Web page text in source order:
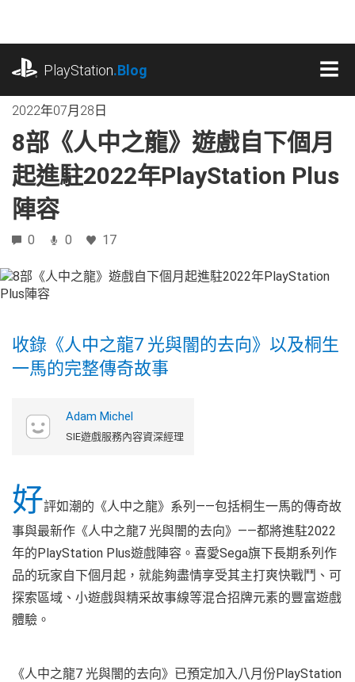
內
PlayStation.Blog
2022年07月28日
8部《人中之龍》遊戲自下個月
起進駐2022年PlayStation Plus
陣容
0 0 17
收錄《人中之龍7 光與闇的去向》以及桐生
一馬的完整傳奇故事
Adam Michel
SIE遊戲服務內容資深經理
好評如潮的《人中之龍》系列——包括桐生一馬的傳奇故
事與最新作《人中之龍7 光與闇的去向》——都將進駐2022
年的PlayStation Plus遊戲陣容。喜愛Sega旗下長期系列作
品的玩家自下個月起，就能夠盡情享受其主打爽快戰鬥、可
探索區域、小遊戲與精采故事線等混合招牌元素的豐富遊戲
體驗。
《人中之龍7 光與闇的去向》已預定加入八月份PlayStation